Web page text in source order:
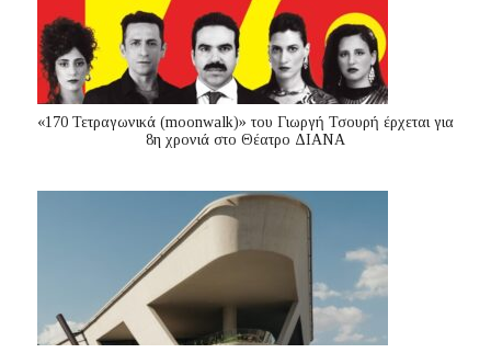
«170 Τετραγωνικά (moonwalk)» του Γιωργή Τσουρή έρχεται για
8η χρονιά στο Θέατρο ΔΙΑΝΑ